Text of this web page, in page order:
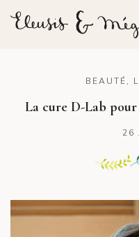
BEAUTÉ,
La cure D-Lab
26